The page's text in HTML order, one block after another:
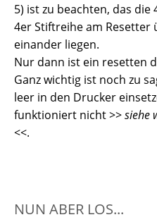
5) ist zu beachten, das
4er Stiftreihe am Resetter
einander liegen.
Nur dann ist ein resetten
Ganz wichtig ist noch zu
leer in den Drucker
funktioniert nicht >>siehe
<<.
NUN ABER LOS...